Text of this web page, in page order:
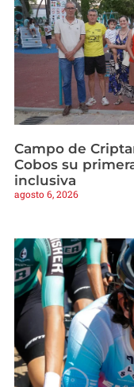
Campo de
Cobos su
inclusiva
agosto 6, 2026